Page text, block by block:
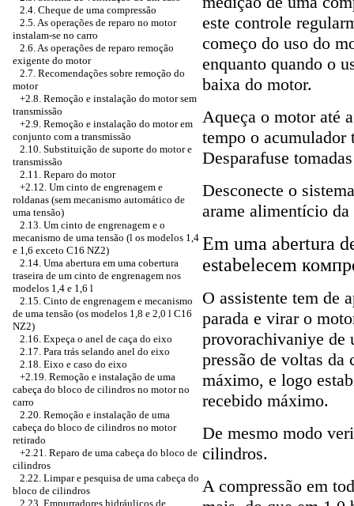
2.4. Cheque de uma compressão
2.5. As operações de reparo no motor
instalam-se no carro
2.6. As operações de reparo remoção
exigente do motor
2.7. Recomendações sobre remoção do
motor
+2.8. Remoção e instalação do motor sem
transmissão
+2.9. Remoção e instalação do motor em
conjunto com a transmissão
2.10. Substituição de suporte do motor e
transmissão
2.11. Reparo do motor
+2.12. Um cinto de engrenagem e
roldanas (sem mecanismo automático de
uma tensão)
2.13. Um cinto de engrenagem e o
mecanismo de uma tensão (l os modelos 1,4
e 1,6 exceto C16 NZ2)
2.14. Uma abertura em uma cobertura
traseira de um cinto de engrenagem nos
modelos 1,4 e 1,6 l
2.15. Cinto de engrenagem e mecanismo
de uma tensão (os modelos 1,8 e 2,0 l C16
NZ2)
2.16. Expeça o anel de caça do eixo
2.17. Para trás selando anel do eixo
2.18. Eixo e caso do eixo
+2.19. Remoção e instalação de uma
cabeça do bloco de cilindros no motor no
carro
2.20. Remoção e instalação de uma
cabeça do bloco de cilindros no motor
retirado
+2.21. Reparo de uma cabeça do bloco de
cilindros
2.22. Limpar e pesquisa de uma cabeça do
bloco de cilindros
2.23. Empurradores hidráulicos de
este controle
começo do uso do
enquanto quando o
baixa do motor.
Aqueça o motor até
tempo o acumulador
Desparafuse
Desconecte o
arame alimentício
Em uma abertura
estabelecem
O assistente tem de
parada e virar o
provorachivaniye de
pressão de voltas da
máximo, e logo
recebido máximo.
De mesmo modo
cilindros.
A compressão em